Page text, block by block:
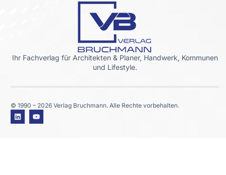
Ihr Fachverlag für Architekten & Planer, Handwerk, Kommunen
und Lifestyle.
© 1990 – 2026 Verlag Bruchmann. Alle Rechte vorbehalten.